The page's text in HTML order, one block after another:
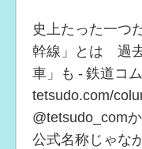
史上たった一つ
幹線」とは 過
車」も - 鉄道コム
tetsudo.com/
@tetsudo_com
公式名称じゃな